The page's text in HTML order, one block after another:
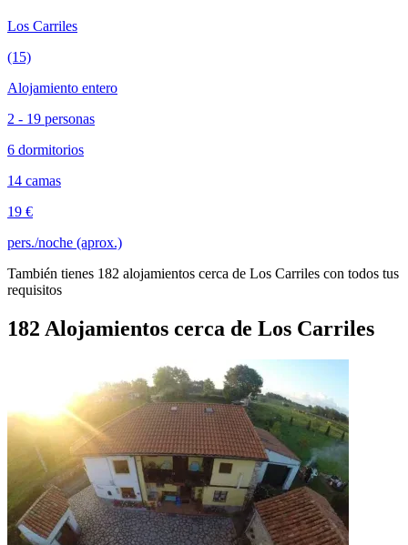
Los Carriles
(15)
Alojamiento entero
2 - 19 personas
6 dormitorios
14 camas
19 €
pers./noche (aprox.)
También tienes 182 alojamientos cerca de Los Carriles con todos tus
requisitos
182 Alojamientos cerca de Los Carriles